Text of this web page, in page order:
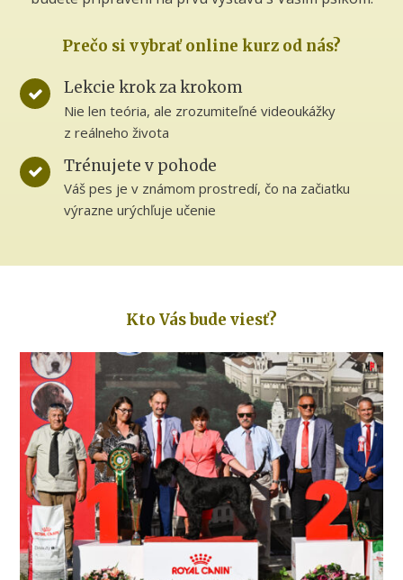
Prečo si vybrať online kurz od nás?
Lekcie krok za krokom
Nie len teória, ale zrozumiteľné videoukážky
z reálneho života
Trénujete v pohode
Váš pes je v známom prostredí, čo na začiatku
výrazne urýchľuje učenie
Kto Vás bude viesť?